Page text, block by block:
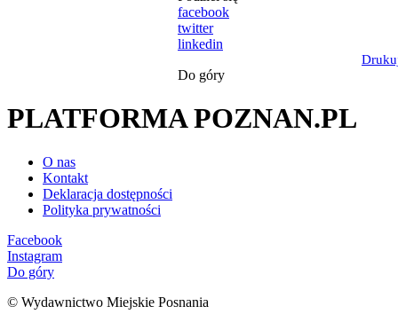
facebook
twitter
linkedin
Do góry
PLATFORMA POZNAN.PL
O nas
Kontakt
Deklaracja dostępności
Polityka prywatności
Facebook
Instagram
Do góry
© Wydawnictwo Miejskie Posnania